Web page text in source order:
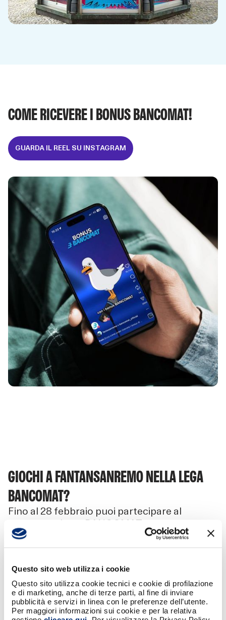
Questo sito web utilizza i cookie
Questo sito utilizza cookie tecnici e cookie di profilazione
e di marketing, anche di terze parti, al fine di inviare
pubblicità e servizi in linea con le preferenze dell’utente.
Per maggiori informazioni sui cookie e per la relativa
COME RICEVERE I BONUS BANCOMAT!
GUARDA IL REEL SU INSTAGRAM
GIOCHI A FANTANSANREMO NELLA LEGA
BANCOMAT?
Fino al 28 febbraio puoi partecipare al
concorso «Lega BANCOMAT
FantaSanremo» e provare a vincere due
biglietti della tua squadra del cuore perla
LEGGI IL REGOLAMENTO